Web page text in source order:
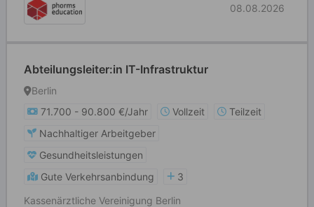
08.08.2026
Abteilungsleiter:in IT-Infrastruktur
Berlin
71.700 - 90.800 €/Jahr
Vollzeit
Teilzeit
Nachhaltiger Arbeitgeber
Gesundheitsleistungen
Gute Verkehrsanbindung
3
Kassenärztliche Vereinigung Berlin